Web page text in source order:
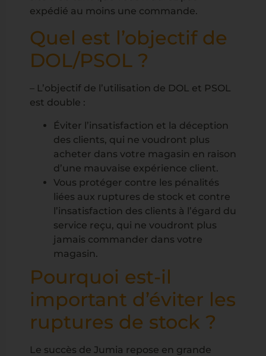
expédié au moins une commande.
Quel est l’objectif de
DOL/PSOL ?
– L’objectif de l’utilisation de DOL et PSOL
est double :
Éviter l’insatisfaction et la déception
des clients, qui ne voudront plus
acheter dans votre magasin en raison
d’une mauvaise expérience client.
Vous protéger contre les pénalités
liées aux ruptures de stock et contre
l’insatisfaction des clients à l’égard du
service reçu, qui ne voudront plus
jamais commander dans votre
magasin.
Pourquoi est-il
important d’éviter les
ruptures de stock ?
Le succès de Jumia repose en grande